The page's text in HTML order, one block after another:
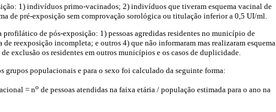
1) indivíduos primo-vacinados; 2) indivíduos que tiveram esquema vacinal de
de pré-exposição sem comprovação sorológica ou titulação inferior a 0,5 UI/ml.
profilático de pós-exposição: 1) pessoas agredidas residentes no município de
reexposição incompleta; e outros 4) que não informaram mas realizaram esquema
exclusão os residentes em outros municípios e os casos de duplicidade.
grupos populacionais e para o sexo foi calculado da seguinte forma:
= no de pessoas atendidas na faixa etária / população estimada para o ano na